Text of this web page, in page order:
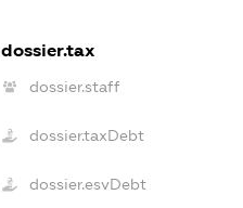
dossier.tax
dossier.staff
dossier.taxDebt
dossier.esvDebt